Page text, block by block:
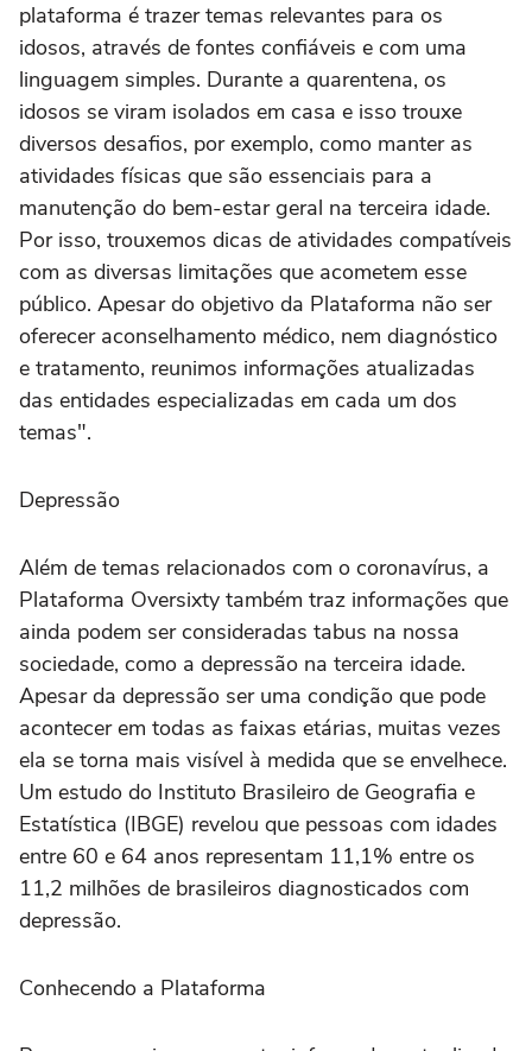
plataforma é trazer temas relevantes para os
idosos, através de fontes confiáveis e com uma
linguagem simples. Durante a quarentena, os
idosos se viram isolados em casa e isso trouxe
diversos desafios, por exemplo, como manter as
atividades físicas que são essenciais para a
manutenção do bem-estar geral na terceira idade.
Por isso, trouxemos dicas de atividades compatíveis
com as diversas limitações que acometem esse
público. Apesar do objetivo da Plataforma não ser
oferecer aconselhamento médico, nem diagnóstico
e tratamento, reunimos informações atualizadas
das entidades especializadas em cada um dos
temas".
Depressão
Além de temas relacionados com o coronavírus, a
Plataforma Oversixty também traz informações que
ainda podem ser consideradas tabus na nossa
sociedade, como a depressão na terceira idade.
Apesar da depressão ser uma condição que pode
acontecer em todas as faixas etárias, muitas vezes
ela se torna mais visível à medida que se envelhece.
Um estudo do Instituto Brasileiro de Geografia e
Estatística (IBGE) revelou que pessoas com idades
entre 60 e 64 anos representam 11,1% entre os
11,2 milhões de brasileiros diagnosticados com
depressão.
Conhecendo a Plataforma